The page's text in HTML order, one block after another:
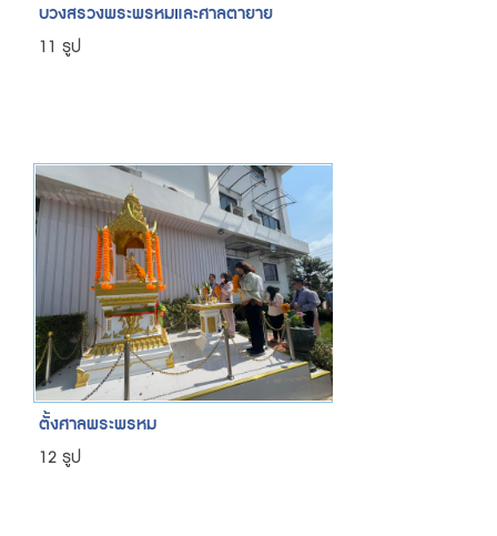
บวงสรวงพระพรหมและศาลตายาย
11 รูป
ตั้งศาลพระพรหม
12 รูป